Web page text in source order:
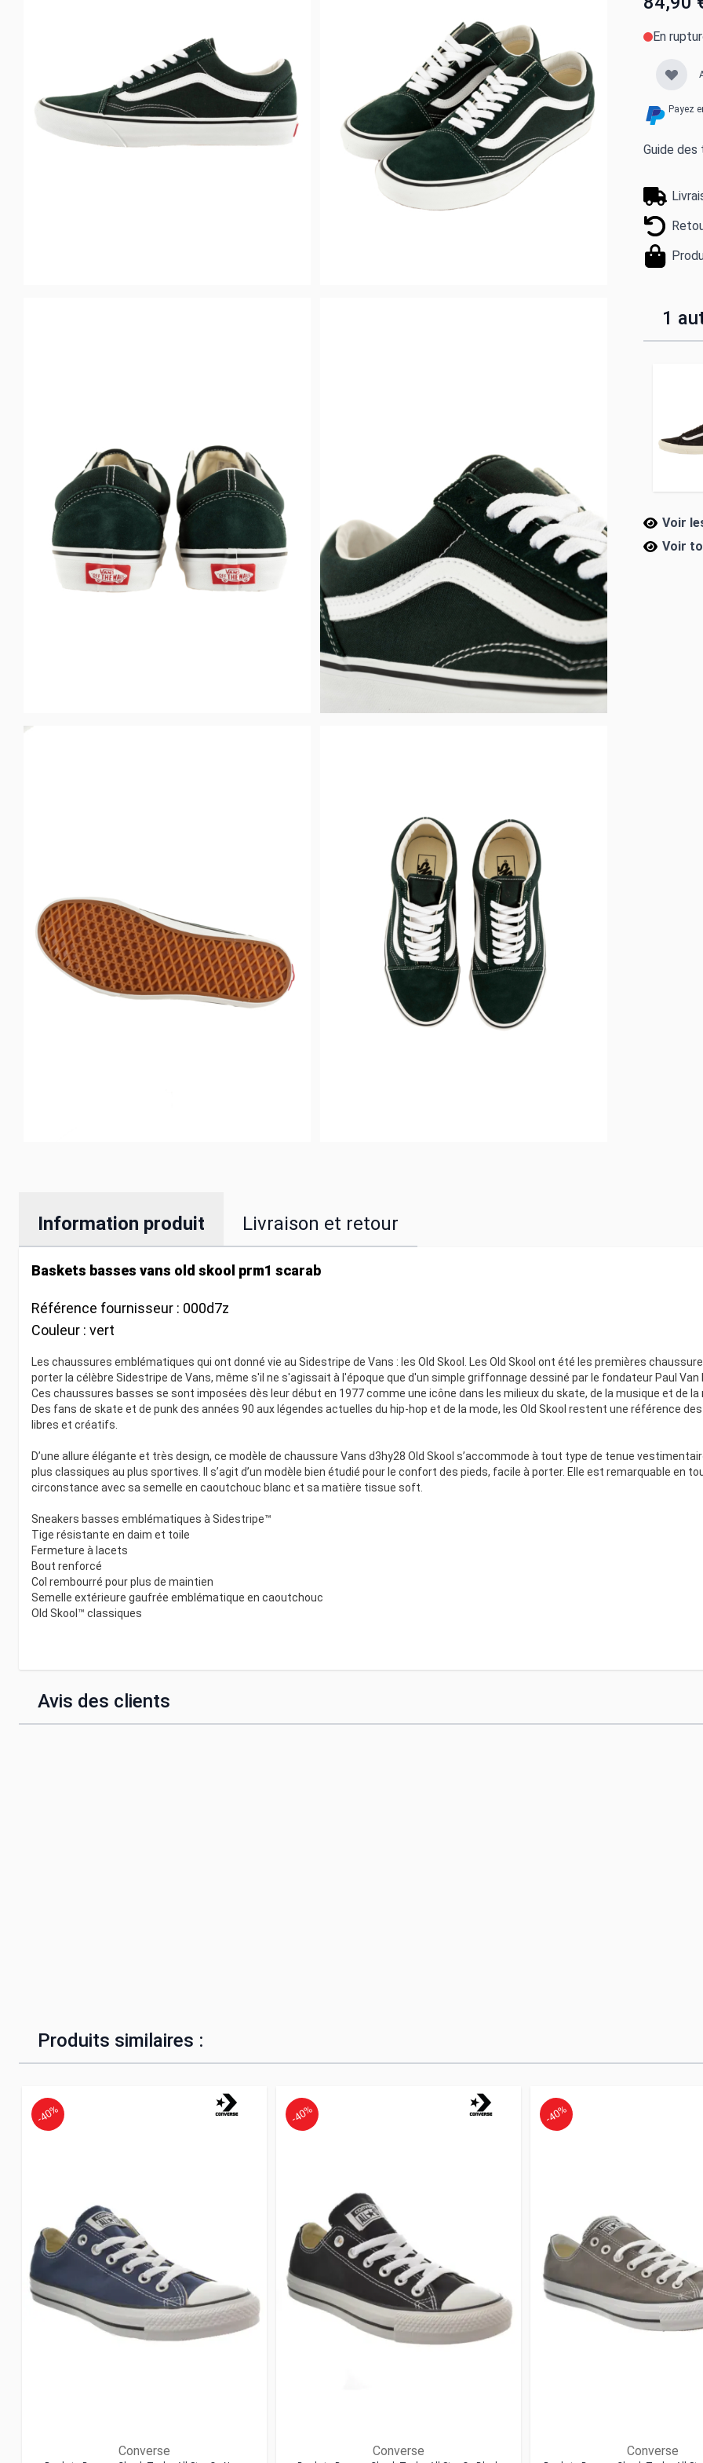
En
Payez
Guide des
1
Voir
Voir
Information produit Livraison et retour
Baskets basses vans old skool prm1 scarab
Référence fournisseur : 000d7z
Couleur : vert
Les chaussures emblématiques qui ont donné vie au Sidestripe de Vans : les Old Skool. Les Old Skool ont été les premières
porter la célèbre Sidestripe de Vans, même s'il ne s'agissait à l'époque que d'un simple griffonnage dessiné par le fondateur Paul Van
Ces chaussures basses se sont imposées dès leur début en 1977 comme une icône dans les milieux du skate, de la musique et de la
Des fans de skate et de punk des années 90 aux légendes actuelles du hip-hop et de la mode, les Old Skool restent une référence
libres et créatifs.
D’une allure élégante et très design, ce modèle de chaussure Vans d3hy28 Old Skool s’accommode à tout type de tenue
plus classiques au plus sportives. Il s’agit d’un modèle bien étudié pour le confort des pieds, facile à porter. Elle est remarquable en
circonstance avec sa semelle en caoutchouc blanc et sa matière tissue soft.
Sneakers basses emblématiques à Sidestripe™
Tige résistante en daim et toile
Fermeture à lacets
Bout renforcé
Col rembourré pour plus de maintien
Semelle extérieure gaufrée emblématique en caoutchouc
Old Skool™ classiques
Avis des clients
Produits similaires :
Converse
-40%
Converse
-40%
Converse
-40%